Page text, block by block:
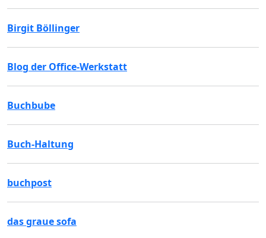
Birgit Böllinger
Blog der Office-Werkstatt
Buchbube
Buch-Haltung
buchpost
das graue sofa